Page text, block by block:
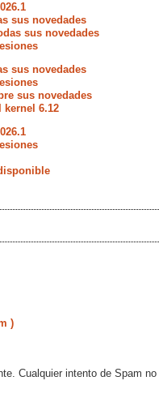
sus novedades
sus novedades
sus novedades
sus novedades
kernel 6.12
)
Cualquier intento de Spam